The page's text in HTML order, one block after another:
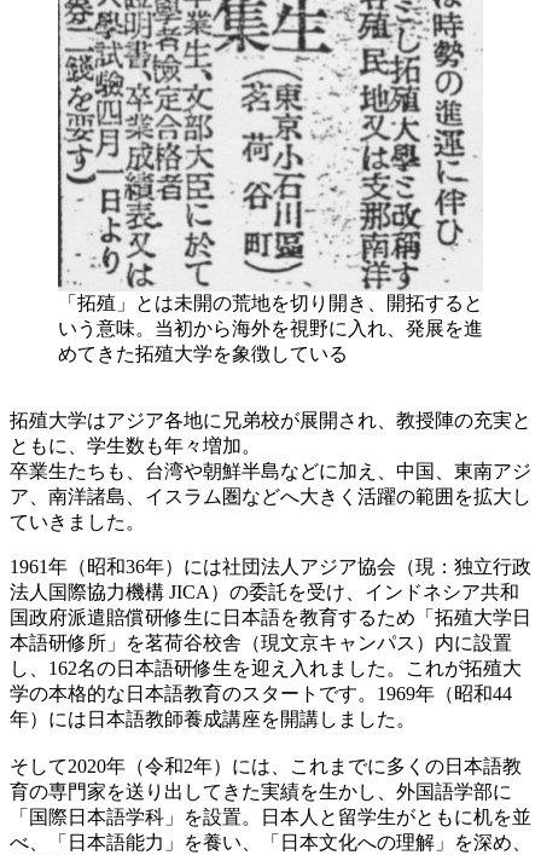
「拓殖」とは未開の荒地を切り開き、開拓すると
いう意味。当初から海外を視野に入れ、発展を進
めてきた拓殖大学を象徴している
拓殖大学はアジア各地に兄弟校が展開され、教授陣の充実と
ともに、学生数も年々増加。
卒業生たちも、台湾や朝鮮半島などに加え、中国、東南アジ
ア、南洋諸島、イスラム圏などへ大きく活躍の範囲を拡大し
ていきました。
1961年（昭和36年）には社団法人アジア協会（現：独立行政
法人国際協力機構 JICA）の委託を受け、インドネシア共和
国政府派遣賠償研修生に日本語を教育するため「拓殖大学日
本語研修所」を茗荷谷校舎（現文京キャンパス）内に設置
し、162名の日本語研修生を迎え入れました。これが拓殖大
学の本格的な日本語教育のスタートです。1969年（昭和44
年）には日本語教師養成講座を開講しました。
そして2020年（令和2年）には、これまでに多くの日本語教
育の専門家を送り出してきた実績を生かし、外国語学部に
「国際日本語学科」を設置。日本人と留学生がともに机を並
べ、「日本語能力」を養い、「日本文化への理解」を深め、